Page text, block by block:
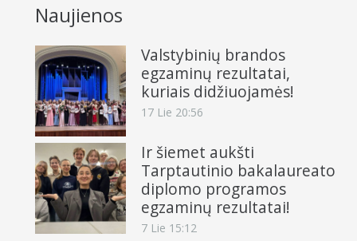
Naujienos
Valstybinių brandos
egzaminų rezultatai,
kuriais didžiuojamės!
17 Lie 20:56
Ir šiemet aukšti
Tarptautinio bakalaureato
diplomo programos
egzaminų rezultatai!
7 Lie 15:12